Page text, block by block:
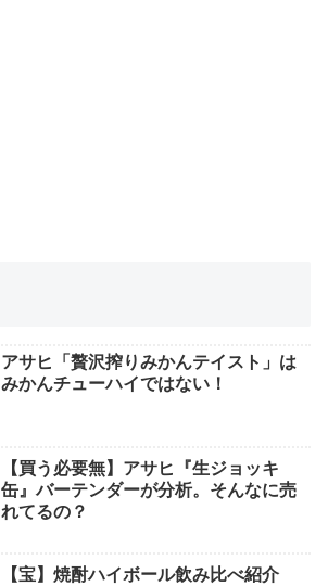
アサヒ「贅沢搾りみかんテイスト」は
みかんチューハイではない！
【買う必要無】アサヒ『生ジョッキ
缶』バーテンダーが分析。そんなに売
れてるの？
【宝】焼酎ハイボール飲み比べ紹介